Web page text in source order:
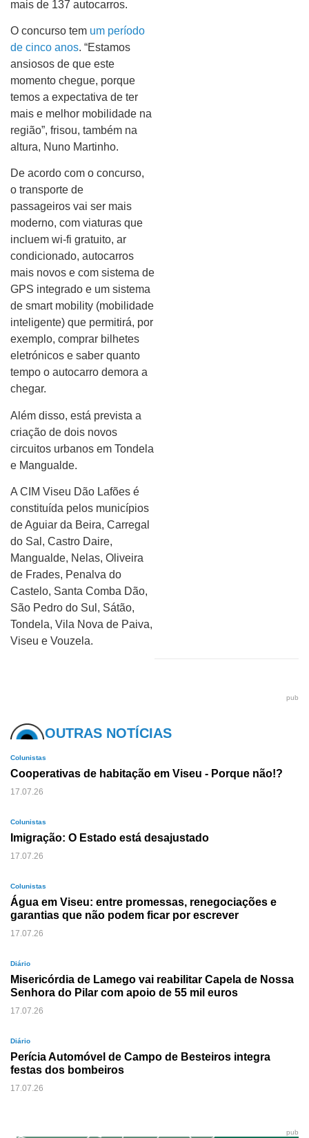
mais de 137 autocarros.
O concurso tem um período
de cinco anos. “Estamos
ansiosos de que este
momento chegue, porque
temos a expectativa de ter
mais e melhor mobilidade na
região”, frisou, também na
altura, Nuno Martinho.
De acordo com o concurso,
o transporte de
passageiros vai ser mais
moderno, com viaturas que
incluem wi-fi gratuito, ar
condicionado, autocarros
mais novos e com sistema de
GPS integrado e um sistema
de smart mobility (mobilidade
inteligente) que permitirá, por
exemplo, comprar bilhetes
eletrónicos e saber quanto
tempo o autocarro demora a
chegar.
Além disso, está prevista a
criação de dois novos
circuitos urbanos em Tondela
e Mangualde.
A CIM Viseu Dão Lafões é
constituída pelos municípios
de Aguiar da Beira, Carregal
do Sal, Castro Daire,
Mangualde, Nelas, Oliveira
de Frades, Penalva do
Castelo, Santa Comba Dão,
São Pedro do Sul, Sátão,
Tondela, Vila Nova de Paiva,
Viseu e Vouzela.
pub
OUTRAS NOTÍCIAS
Colunistas
Cooperativas de habitação em Viseu - Porque não!?
17.07.26
Colunistas
Imigração: O Estado está desajustado
17.07.26
Colunistas
Água em Viseu: entre promessas, renegociações e
garantias que não podem ficar por escrever
17.07.26
Diário
Misericórdia de Lamego vai reabilitar Capela de Nossa
Senhora do Pilar com apoio de 55 mil euros
17.07.26
Diário
Perícia Automóvel de Campo de Besteiros integra
festas dos bombeiros
17.07.26
pub